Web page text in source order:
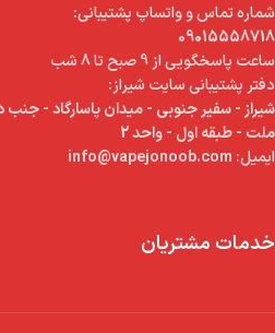
شماره تماس و واتساپ پشتیبانی:
09015558718
ساعت پاسخگویی از 9 صبح تا 8 شب
دفتر پشتیبانی سایت شیراز:
شیراز - سفیر جنوبی - میدان پاسارگاد - جنب
ملت - طبقه اول - واحد 2
ایمیل:
خدمات مشتریان